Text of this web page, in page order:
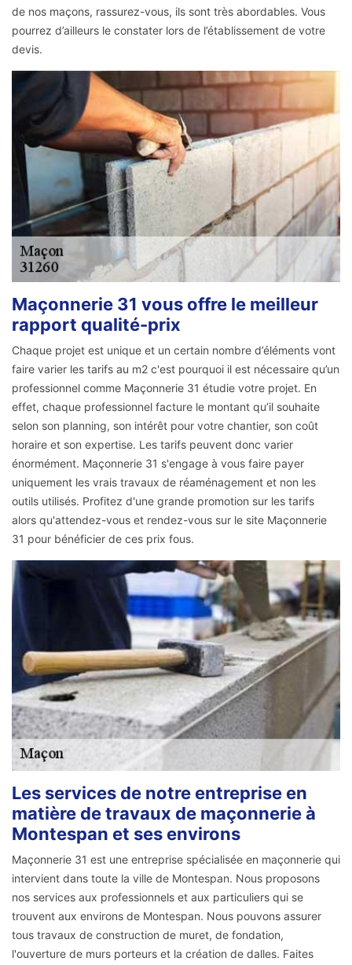
de nos maçons, rassurez-vous, ils sont très abordables. Vous
pourrez d’ailleurs le constater lors de l’établissement de votre
devis.
Maçonnerie 31 vous offre le meilleur
rapport qualité-prix
Chaque projet est unique et un certain nombre d’éléments vont
faire varier les tarifs au m2 c'est pourquoi il est nécessaire qu’un
professionnel comme Maçonnerie 31 étudie votre projet. En
effet, chaque professionnel facture le montant qu’il souhaite
selon son planning, son intérêt pour votre chantier, son coût
horaire et son expertise. Les tarifs peuvent donc varier
énormément. Maçonnerie 31 s'engage à vous faire payer
uniquement les vrais travaux de réaménagement et non les
outils utilisés. Profitez d'une grande promotion sur les tarifs
alors qu'attendez-vous et rendez-vous sur le site Maçonnerie
31 pour bénéficier de ces prix fous.
Les services de notre entreprise en
matière de travaux de maçonnerie à
Montespan et ses environs
Maçonnerie 31 est une entreprise spécialisée en maçonnerie qui
intervient dans toute la ville de Montespan. Nous proposons
nos services aux professionnels et aux particuliers qui se
trouvent aux environs de Montespan. Nous pouvons assurer
tous travaux de construction de muret, de fondation,
l'ouverture de murs porteurs et la création de dalles. Faites